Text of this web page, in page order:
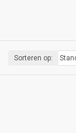
Sorteren op: